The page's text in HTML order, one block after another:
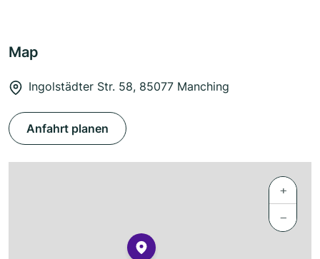
Map
Ingolstädter Str. 58, 85077 Manching
Anfahrt planen
+
−